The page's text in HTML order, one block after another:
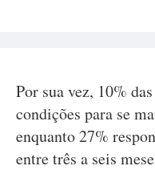
Por sua vez, 10%
condições para se
enquanto 27%
entre três a seis